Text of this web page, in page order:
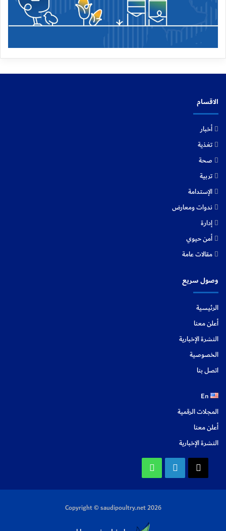
الاقسام
أخبار
تغذية
صحة
تربية
الإستدامة
ندوات ومعارض
إدارة
أمن حيوي
مقالات عامة
وصول سريع
الرئيسية
أعلن معنا
النشرة الإخبارية
الخصوصية
اتصل بنا
En
المجلات الرقمية
أعلن معنا
النشرة الإخبارية
لينكدإن
Copyright © saudipoultry.net 2026